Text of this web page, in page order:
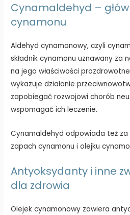
Cynamaldehyd –
cynamonu
Aldehyd cynamonowy, czyli
składnik cynamonu uznawany za
na jego właściwości
wykazuje działanie
zapobiegać rozwojowi chorób
wspomagać ich leczenie.
Cynamaldehyd odpowiada też
zapach cynamonu i olejku
Antyoksydanty i inne
dla zdrowia
Olejek cynamonowy zawiera